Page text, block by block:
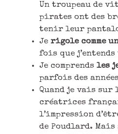
Un troupeau de
pirates ont des
tenir leur
Je rigole comme
fois que
Je comprends les
parfois des
Quand je vais sur
créatrices
l’impression
de Poudlard.